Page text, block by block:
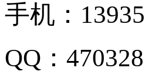
手机：
QQ：